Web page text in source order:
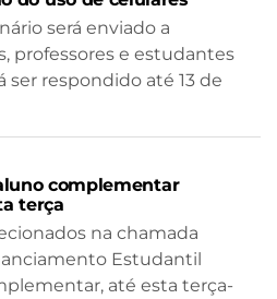
será enviado a
professores e estudantes
ser respondido até 13 de
complementar
terça
na chamada
Estudantil
até esta terça-